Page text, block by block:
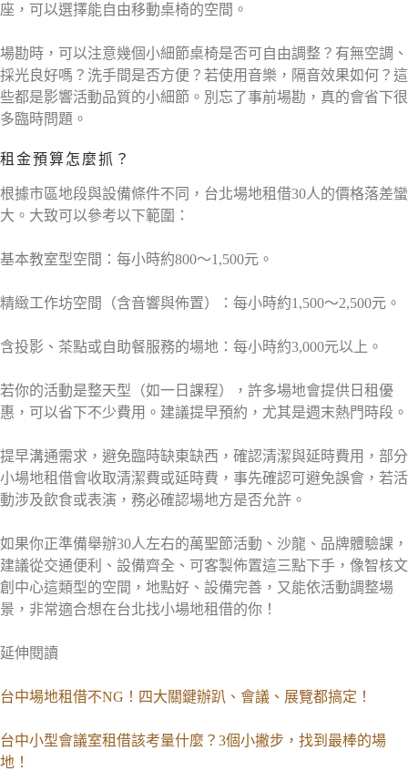
座，可以選擇能自由移動桌椅的空間。
場勘時，可以注意幾個小細節桌椅是否可自由調整？有無空調、
採光良好嗎？洗手間是否方便？若使用音樂，隔音效果如何？這
些都是影響活動品質的小細節。別忘了事前場勘，真的會省下很
多臨時問題。
租金預算怎麼抓？
根據市區地段與設備條件不同，台北場地租借30人的價格落差蠻
大。大致可以參考以下範圍：
基本教室型空間：每小時約800～1,500元。
精緻工作坊空間（含音響與佈置）：每小時約1,500～2,500元。
含投影、茶點或自助餐服務的場地：每小時約3,000元以上。
若你的活動是整天型（如一日課程），許多場地會提供日租優
惠，可以省下不少費用。建議提早預約，尤其是週末熱門時段。
提早溝通需求，避免臨時缺東缺西，確認清潔與延時費用，部分
小場地租借會收取清潔費或延時費，事先確認可避免誤會，若活
動涉及飲食或表演，務必確認場地方是否允許。
如果你正準備舉辦30人左右的萬聖節活動、沙龍、品牌體驗課，
建議從交通便利、設備齊全、可客製佈置這三點下手，像智核文
創中心這類型的空間，地點好、設備完善，又能依活動調整場
景，非常適合想在台北找小場地租借的你！
延伸閱讀
台中場地租借不NG！四大關鍵辦趴、會議、展覽都搞定！
台中小型會議室租借該考量什麼？3個小撇步，找到最棒的場
地！